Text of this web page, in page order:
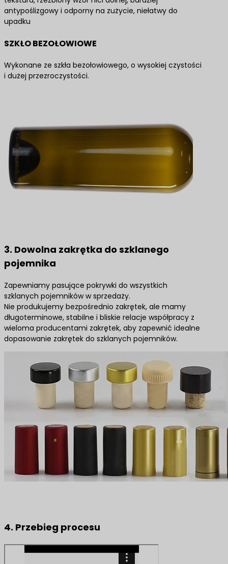
antypoślizgowy i odporny na zużycie, niełatwy do
upadku
SZKŁO BEZOŁOWIOWE
Wykonane ze szkła bezołowiowego, o wysokiej czystości
i dużej przezroczystości.
3. Dowolna zakrętka do szklanego
pojemnika
Zapewniamy pasujące pokrywki do wszystkich
szklanych pojemników w sprzedaży.
Nie produkujemy bezpośrednio zakrętek, ale mamy
długoterminowe, stabilne i bliskie relacje współpracy z
wieloma producentami zakrętek, aby zapewnić idealne
dopasowanie zakrętek do szklanych pojemników.
4. Przebieg procesu